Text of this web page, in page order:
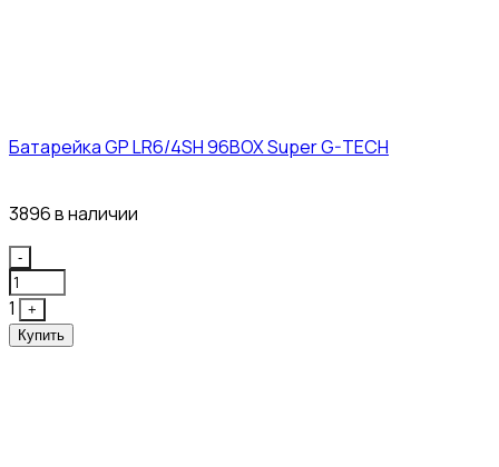
Батарейка GP LR6/4SH 96BOX Super G-TECH
3896 в наличии
Quantity
-
1
+
Купить